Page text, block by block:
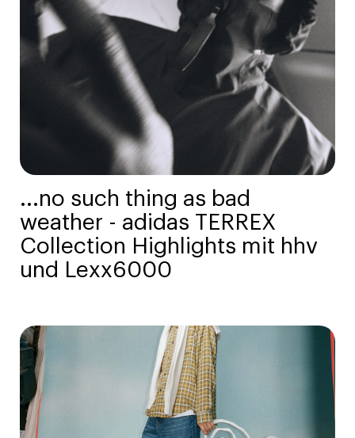
...no such thing as bad
weather - adidas TERREX
Collection Highlights mit hhv
und Lexx6000